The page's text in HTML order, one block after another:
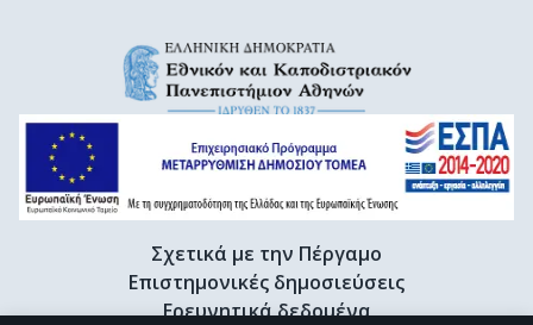
Σχετικά με την Πέργαμο
Επιστημονικές δημοσιεύσεις
Ερευνητικά δεδομένα